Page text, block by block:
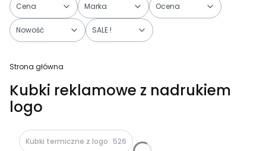
Cena Marka Ocena
Nowość SALE !
Strona główna
Kubki reklamowe z nadrukiem
logo
Kubki termiczne z logo 526